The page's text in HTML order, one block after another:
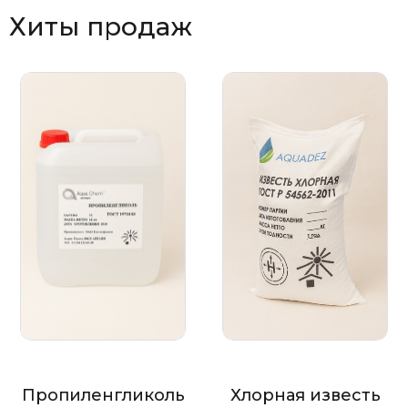
Хиты продаж
Пропиленгликоль Хлорная известь